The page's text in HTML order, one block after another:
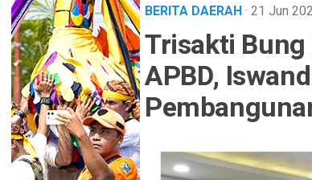
BERITA DAERAH· 21 Jun
Trisakti
APBD,